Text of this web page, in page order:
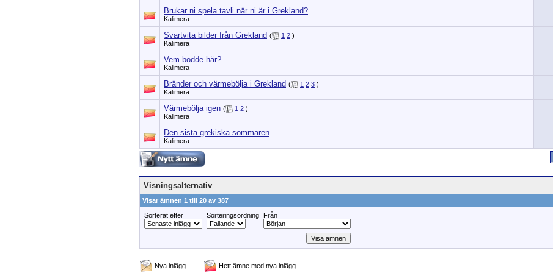
Brukar ni spela tavli när ni är i Grekland?
Kalimera
Svartvita bilder från Grekland ( 1 2 )
Kalimera
Vem bodde här?
Kalimera
Bränder och värmebölja i Grekland ( 1 2 3 )
Kalimera
Värmebölja igen ( 1 2 )
Kalimera
Den sista grekiska sommaren
Kalimera
Visningsalternativ
Visar ämnen 1 till 20 av 387
Sorterat efter
Sorteringsordning Från
Nya inlägg Hett ämne med nya inlägg